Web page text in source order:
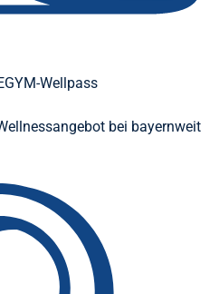
Wellpass
bei bayernweit